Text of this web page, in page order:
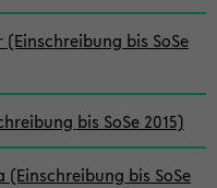
bis SoSe
bis SoSe 2015)
bis SoSe